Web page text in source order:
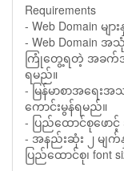
Requirements
- Web Domain မ
- Web Domain
ကြုံတွေ့ရတဲ့ အခက်အခဲ
ရမည်။
- မြန်မာစာအရေးအ
ကောင်းမွန်ရမည်။
- ပြည်ထောင်စုဖော
- အနည်းဆုံး ၂ မျက်နှ
ပြည်ထောင်စု၊ font